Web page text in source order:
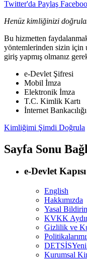
Twitter'da Paylaş
Henüz kimliğinizi
Bu hizmetten
yöntemlerinden sizin için
giriş yapmış olmanız
e-Devlet Şifresi
Mobil İmza
Elektronik İmza
T.C. Kimlik Kartı
İnternet Bankacılığı
Kimliğimi Şimdi Doğrula
Sayfa Sonu
e-Devlet Kapısı
English
Hakkımızda
Yasal
KVKK
Gizlilik ve
DETSİS
Kurumsal